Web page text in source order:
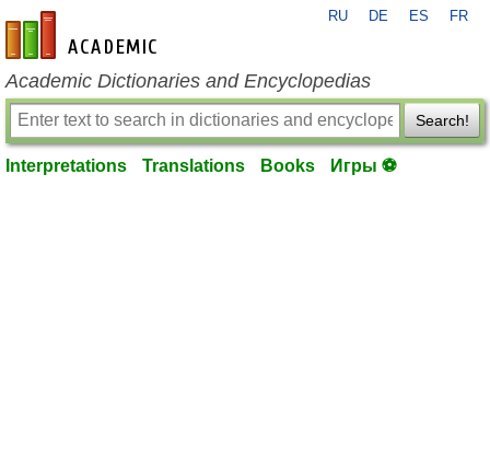
en-academic.com
RU DE ES FR
Academic Dictionaries and Encyclopedias
Search!
Interpretations Translations Books Игры ⚽